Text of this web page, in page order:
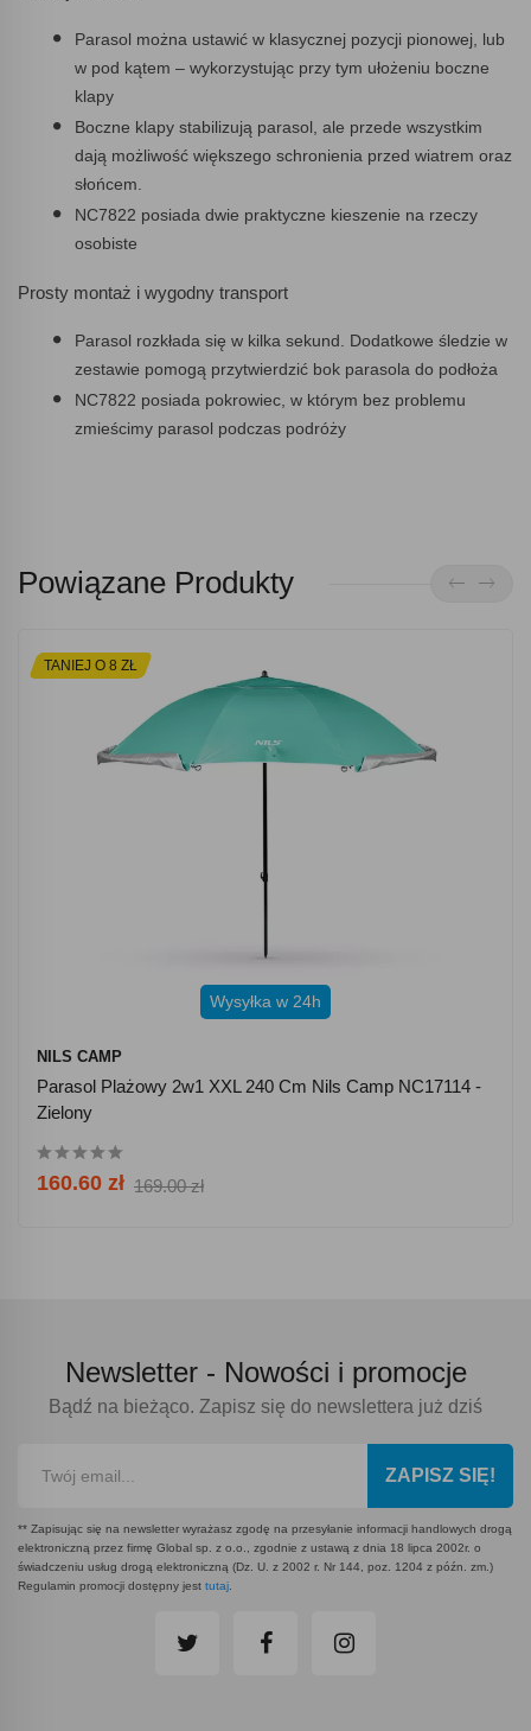
Parasol można ustawić w klasycznej pozycji pionowej, lub
w pod kątem – wykorzystując przy tym ułożeniu boczne
klapy
Boczne klapy stabilizują parasol, ale przede wszystkim
dają możliwość większego schronienia przed wiatrem oraz
słońcem.
NC7822 posiada dwie praktyczne kieszenie na rzeczy
osobiste
Prosty montaż i wygodny transport
Parasol rozkłada się w kilka sekund. Dodatkowe śledzie w
zestawie pomogą przytwierdzić bok parasola do podłoża
NC7822 posiada pokrowiec, w którym bez problemu
zmieścimy parasol podczas podróży
Powiązane Produkty
TANIEJ O 8 ZŁ
Wysyłka w 24h
NILS CAMP
Parasol Plażowy 2w1 XXL 240 Cm Nils Camp NC17114 -
Zielony
160.60 zł 169.00 zł
Newsletter - Nowości i promocje
Bądź na bieżąco. Zapisz się do newslettera już dziś
ZAPISZ SIĘ!
** Zapisując się na newsletter wyrażasz zgodę na przesyłanie informacji handlowych drogą
elektroniczną przez firmę Global sp. z o.o., zgodnie z ustawą z dnia 18 lipca 2002r. o
świadczeniu usług drogą elektroniczną (Dz. U. z 2002 r. Nr 144, poz. 1204 z późn. zm.)
Regulamin promocji dostępny jest tutaj.